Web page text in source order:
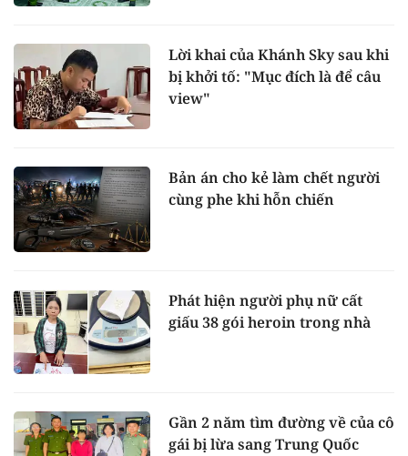
Lời khai của Khánh Sky sau khi
bị khởi tố: "Mục đích là để câu
view"
Bản án cho kẻ làm chết người
cùng phe khi hỗn chiến
Phát hiện người phụ nữ cất
giấu 38 gói heroin trong nhà
Gần 2 năm tìm đường về của cô
gái bị lừa sang Trung Quốc